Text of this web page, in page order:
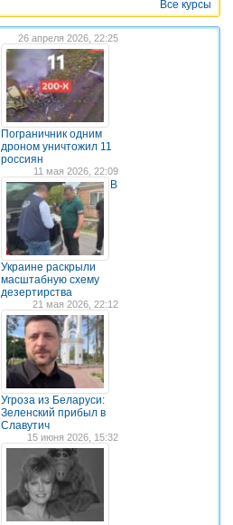
Все курсы
26 апреля 2026, 22:25
Пограничник одним
дроном уничтожил 11
россиян
11 мая 2026, 22:09
В
Украине раскрыли
масштабную схему
дезертирства
21 мая 2026, 22:12
Угроза из Беларуси:
Зеленский прибыл в
Славутич
15 июня 2026, 15:32